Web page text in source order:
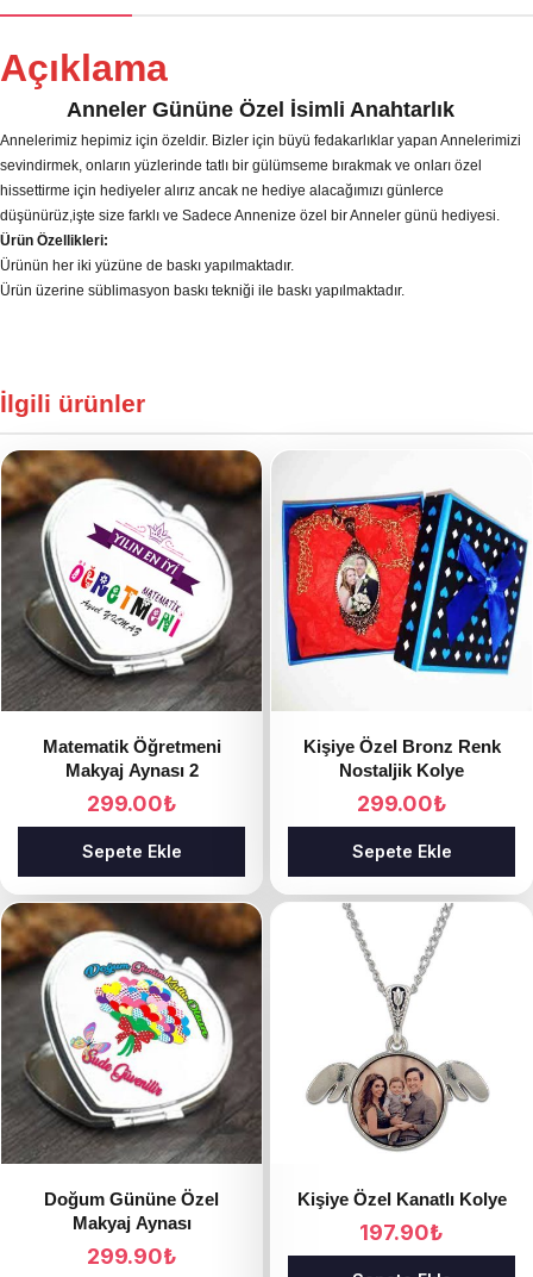
Açıklama
Anneler Gününe Özel İsimli Anahtarlık
Annelerimiz hepimiz için özeldir. Bizler için büyü fedakarlıklar yapan Annelerimizi
sevindirmek, onların yüzlerinde tatlı bir gülümseme bırakmak ve onları özel
hissettirme için hediyeler alırız ancak ne hediye alacağımızı günlerce
düşünürüz,işte size farklı ve Sadece Annenize özel bir Anneler günü hediyesi.
Ürün Özellikleri:
Ürünün her iki yüzüne de baskı yapılmaktadır.
Ürün üzerine süblimasyon baskı tekniği ile baskı yapılmaktadır.
İlgili ürünler
Matematik Öğretmeni
Makyaj Aynası 2
299.00₺
Sepete Ekle
Kişiye Özel Bronz Renk
Nostaljik Kolye
299.00₺
Sepete Ekle
Doğum Gününe Özel
Makyaj Aynası
299.90₺
Kişiye Özel Kanatlı Kolye
197.90₺